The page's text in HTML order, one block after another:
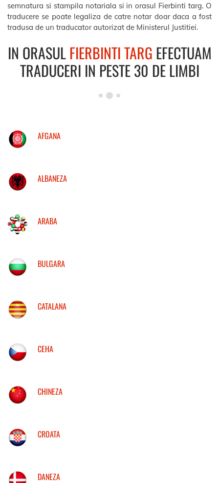
semnatura si stampila notariala si in orasul Fierbinti targ. O
traducere se poate legaliza de catre notar doar daca a fost
tradusa de un traducator autorizat de Ministerul Justitiei.
IN ORASULFIERBINTI TARG EFECTUAM
TRADUCERI IN PESTE 30 DE LIMBI
AFGANA
ALBANEZA
ARABA
BULGARA
CATALANA
CEHA
CHINEZA
CROATA
DANEZA